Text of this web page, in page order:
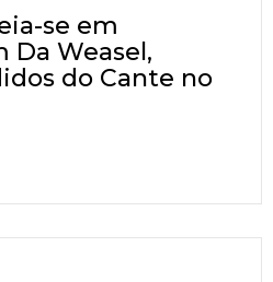
se em
Da Weasel,
do Cante no